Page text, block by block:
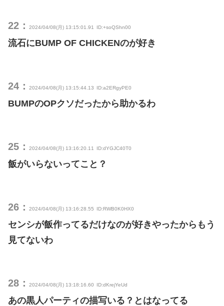
22： 2024/04/08(月) 13:15:01.91 ID:+soQShn00
流石にBUMP OF CHICKENのが好き
24： 2024/04/08(月) 13:15:44.13 ID:a2ERgyPE0
BUMPのOPクソだったから助かるわ
25： 2024/04/08(月) 13:16:20.11 ID:dYGJC40T0
飯がいらないってこと？
26： 2024/04/08(月) 13:16:28.55 ID:RWB0K0HX0
センシが飯作ってるだけなのが好きやったからもう
見てないわ
28： 2024/04/08(月) 13:18:16.60 ID:dKrejYeUd
あの黒人パーティの描写いる？とはなってる